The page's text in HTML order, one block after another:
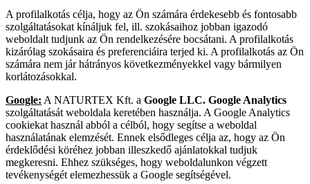
A profilalkotás célja, hogy az Ön számára érdekesebb és fontosabb
szolgáltatásokat kínáljuk fel, ill. szokásaihoz jobban igazodó
weboldalt tudjunk az Ön rendelkezésére bocsátani. A profilalkotás
kizárólag szokásaira és preferenciáira terjed ki. A profilalkotás az Ön
számára nem jár hátrányos következményekkel vagy bármilyen
korlátozásokkal.
Google: A NATURTEX Kft. a Google LLC. Google Analytics
szolgáltatását weboldala keretében használja. A Google Analytics
cookiekat használ abból a célból, hogy segítse a weboldal
használatának elemzését. Ennek elsődleges célja az, hogy az Ön
érdeklődési köréhez jobban illeszkedő ajánlatokkal tudjuk
megkeresni. Ehhez szükséges, hogy weboldalunkon végzett
tevékenységét elemezhessük a Google segítségével.